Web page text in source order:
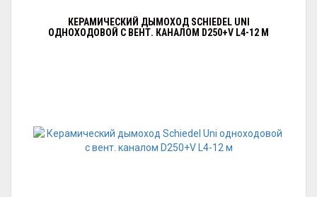
КЕРАМИЧЕСКИЙ ДЫМОХОД SCHIEDEL UNI
ОДНОХОДОВОЙ С ВЕНТ. КАНАЛОМ D250+V L4-12 М